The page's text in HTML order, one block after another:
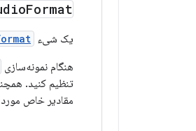
Format
یک شیء
هنگام نمونه‌سازی
تنظیم کنید.
مقادیر خاص